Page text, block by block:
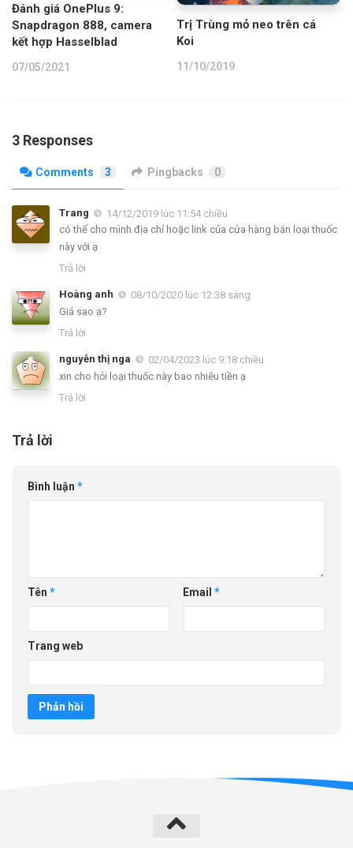
Đánh giá OnePlus 9:
Snapdragon 888, camera
kết hợp Hasselblad
07/05/2021
Trị Trùng mỏ neo trên cá
Koi
11/10/2019
3 Responses
Comments 3 Pingbacks 0
Trang
14/12/2019 lúc 11:54 chiều
có thể cho mình địa chỉ hoặc link của cửa hàng bán loại thuốc
này với ạ
Trả lời
Hoàng anh
08/10/2020 lúc 12:38 sáng
Giá sao ạ?
Trả lời
nguyễn thị nga
02/04/2023 lúc 9:18 chiều
xin cho hỏi loại thuốc này bao nhiêu tiền ạ
Trả lời
Trả lời
Bình luận *
Tên * Email *
Trang web